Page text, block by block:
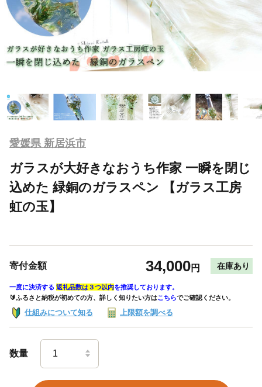
愛媛県 新居浜市
ガラスが大好きなおうち作家 一瞬を閉じ
込めた 緑銅のガラスペン 【ガラス工房
虹の玉】
寄付金額 34,000円 在庫あり
一度に決済する 返礼品数は３つ以内を推奨しております。
🔰ふるさと納税が初めての方、詳しく知りたい方はこちらでご確認ください。
仕組みについて知る 上限額を調べる
数量